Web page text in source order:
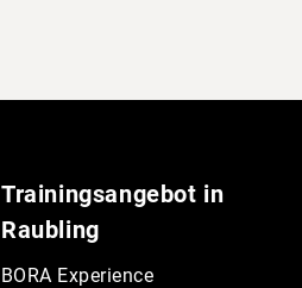
Trainingsangebot in
Raubling
BORA Experience